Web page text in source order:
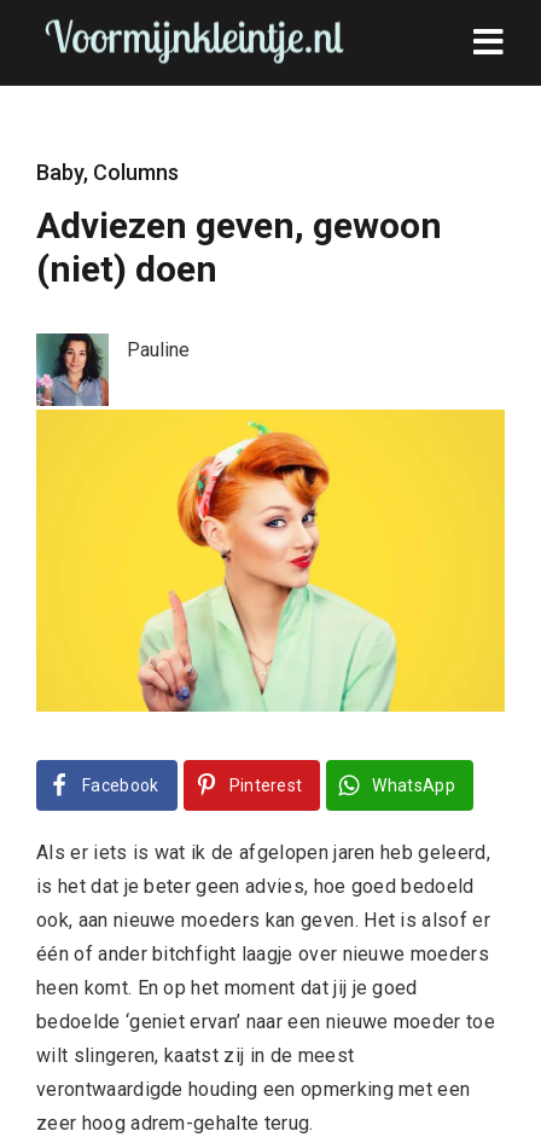
Baby, Columns
Adviezen geven, gewoon
(niet) doen
Pauline
Facebook Pinterest WhatsApp
Als er iets is wat ik de afgelopen jaren heb geleerd,
is het dat je beter geen advies, hoe goed bedoeld
ook, aan nieuwe moeders kan geven. Het is alsof er
één of ander bitchfight laagje over nieuwe moeders
heen komt. En op het moment dat jij je goed
bedoelde ‘geniet ervan’ naar een nieuwe moeder toe
wilt slingeren, kaatst zij in de meest
verontwaardigde houding een opmerking met een
zeer hoog adrem-gehalte terug.